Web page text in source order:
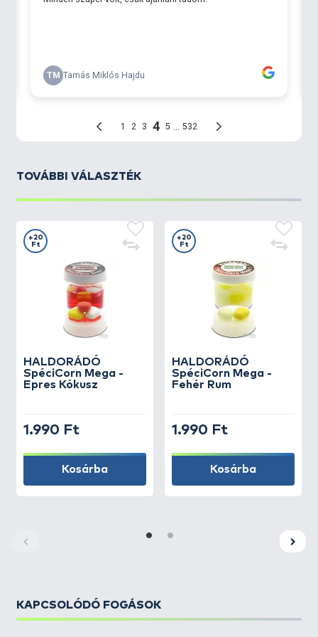
TOVÁBBI VÁLASZTÉK
HALDORÁDÓ
SpéciCorn Mega -
Epres Kókusz
+20
Ft
1.990 Ft
Kosárba
HALDORÁDÓ
SpéciCorn Mega -
Fehér Rum
+20
Ft
1.990 Ft
Kosárba
KAPCSOLÓDÓ FOGÁSOK